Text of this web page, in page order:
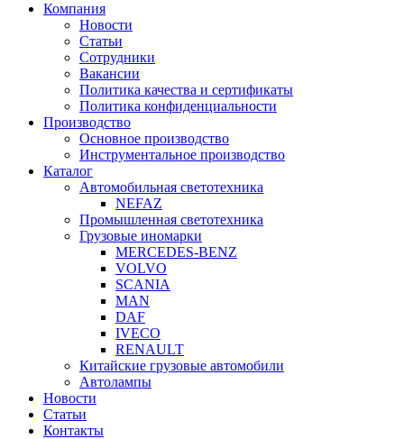
Компания
Новости
Статьи
Сотрудники
Вакансии
Политика качества и сертификаты
Политика конфиденциальности
Производство
Основное производство
Инструментальное производство
Каталог
Автомобильная светотехника
NEFAZ
Промышленная светотехника
Грузовые иномарки
MERCEDES-BENZ
VOLVO
SCANIA
MAN
DAF
IVECO
RENAULT
Китайские грузовые автомобили
Автолампы
Новости
Статьи
Контакты